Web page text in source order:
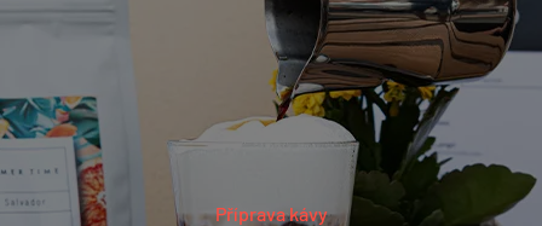
Příprava kávy